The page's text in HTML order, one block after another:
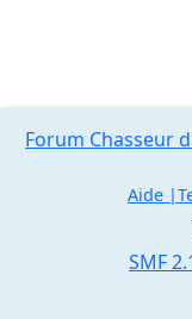
SMF
Forum Chasseur
Aide